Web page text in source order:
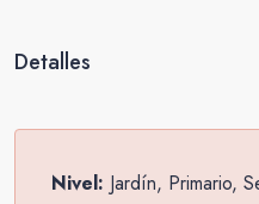
Detalles
Nivel: Jardín, Primario,